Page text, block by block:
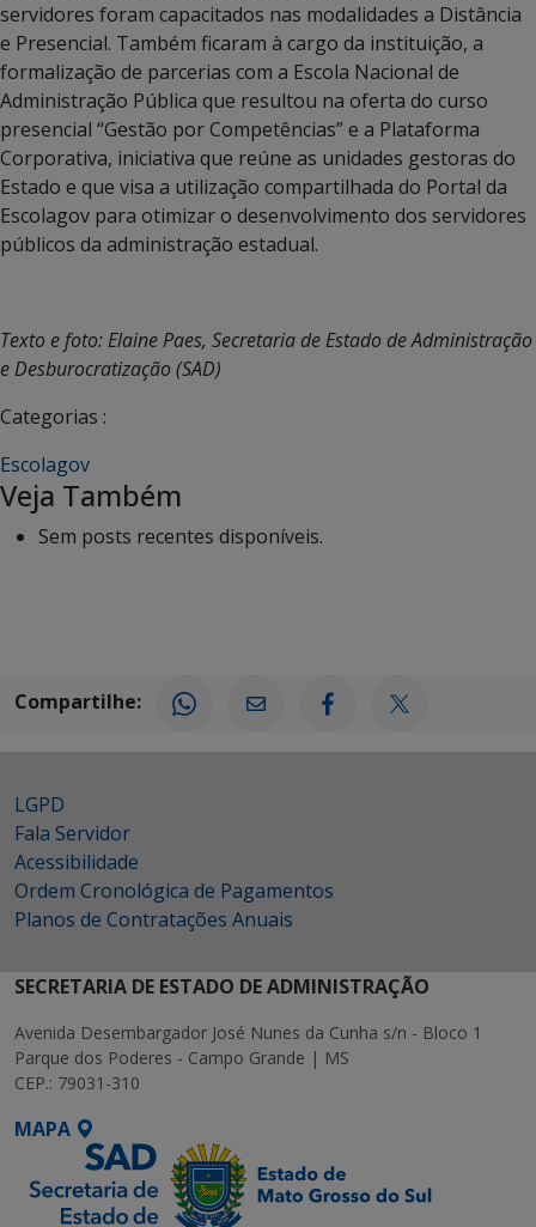
servidores foram capacitados nas modalidades a Distância
e Presencial. Também ficaram à cargo da instituição, a
formalização de parcerias com a Escola Nacional de
Administração Pública que resultou na oferta do curso
presencial “Gestão por Competências” e a Plataforma
Corporativa, iniciativa que reúne as unidades gestoras do
Estado e que visa a utilização compartilhada do Portal da
Escolagov para otimizar o desenvolvimento dos servidores
públicos da administração estadual.
Texto e foto: Elaine Paes, Secretaria de Estado de Administração
e Desburocratização (SAD)
Categorias :
Escolagov
Veja Também
Sem posts recentes disponíveis.
Compartilhe:
LGPD
Fala Servidor
Acessibilidade
Ordem Cronológica de Pagamentos
Planos de Contratações Anuais
SECRETARIA DE ESTADO DE ADMINISTRAÇÃO
Avenida Desembargador José Nunes da Cunha s/n - Bloco 1
Parque dos Poderes - Campo Grande | MS
CEP.: 79031-310
MAPA